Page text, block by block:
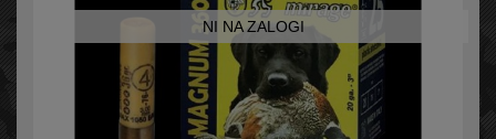
NI NA ZALOGI